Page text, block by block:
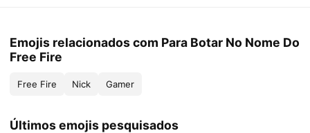
Emojis relacionados com Para Botar No Nome Do
Free Fire
Free Fire Nick Gamer
Últimos emojis pesquisados